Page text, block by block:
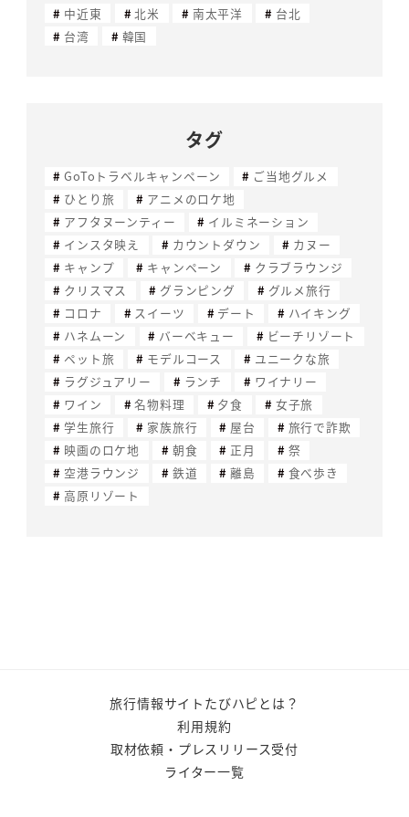
中近東
北米 南太平洋
台北
台湾
韓国
タグ
GoToトラベルキャンペーン
ご当地グルメ
ひとり旅
アニメのロケ地
アフタヌーンティー
イルミネーション
インスタ映え
カウントダウン
カヌー
キャンプ
キャンペーン
クラブラウンジ
クリスマス
グランピング
グルメ旅行
コロナ
スイーツ デート
ハイキング
ハネムーン
バーベキュー
ビーチリゾート
ペット旅
モデルコース
ユニークな旅
ラグジュアリー
ランチ
ワイナリー
ワイン
名物料理 夕食
女子旅
学生旅行
家族旅行 屋台
旅行で詐欺
映画のロケ地
朝食 正月
祭
空港ラウンジ
鉄道 離島
食べ歩き
高原リゾート
旅行情報サイトたびハピとは？
利用規約
取材依頼・プレスリリース受付
ライター一覧